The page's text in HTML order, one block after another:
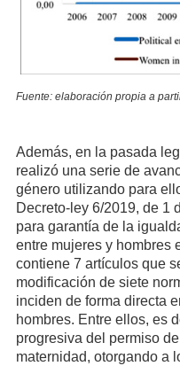
Fuente: elaboración propia a
Además, en la pasada
realizó una serie de
género utilizando para
Decreto-ley 6/2019, de 1
para garantía de la
entre mujeres y hombres
contiene 7 artículos que
modificación de siete
inciden de forma directa
hombres. Entre ellos, es
progresiva del permiso
maternidad, otorgando a